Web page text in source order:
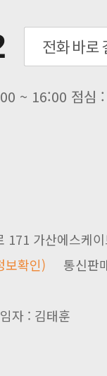
함께 최적의
라 써보고 결정..
테라텍 대표 “단..
AI GPU, 지..
171 가산에스케
보확인)
자 : 김태훈